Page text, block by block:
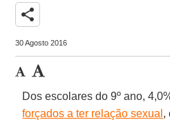
share
30 Agosto 2016
Dos escolares do 9º ano,
forçados a ter relação sexual ,